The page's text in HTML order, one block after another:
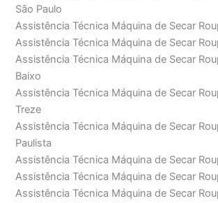
São Paulo
Assistência Técnica Máquina de Secar
Assistência Técnica Máquina de Secar
Assistência Técnica Máquina de Secar
Baixo
Assistência Técnica Máquina de Secar
Treze
Assistência Técnica Máquina de Secar
Paulista
Assistência Técnica Máquina de Secar
Assistência Técnica Máquina de Secar
Assistência Técnica Máquina de Secar